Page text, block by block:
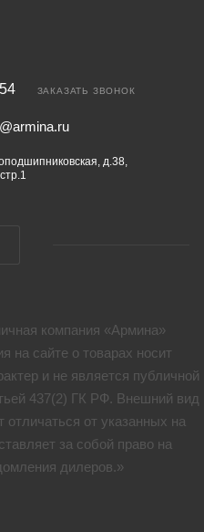
ЗАКАЗАТЬ ЗВОНОК
д.38,
стр.1
компания «Армина»
на сайте о товарах носит
и не является публичной
437(2) ГК РФ. Внешний вид
отличаться от указанных на
за собой право на
дилеров.»